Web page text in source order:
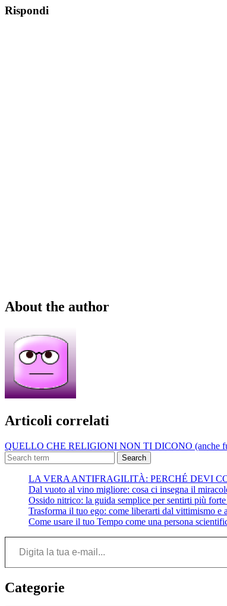
Rispondi
About the author
Articoli correlati
QUELLO CHE RELIGIONI NON TI DICONO (anche
Search
LA VERA ANTIFRAGILITÀ: PERCHÉ DEVI
Dal vuoto al vino migliore: cosa ci insegna il
Ossido nitrico: la guida semplice per sentirti più
Trasforma il tuo ego: come liberarti dal vittimismo e
Come usare il tuo Tempo come una persona
Digita la tua e-mail...
Categorie